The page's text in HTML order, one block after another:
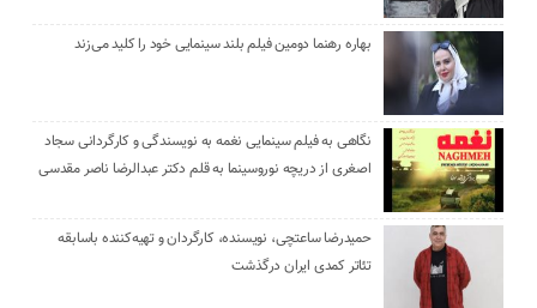
بهاره رهنما دومین فیلم بلند سینمایی خود را کلید می‌زند
نگاهی به فیلم سینمایی نغمه به نویسندگی و کارگردانی سجاد
اصغری از دریچه نوروسینما به قلم دکتر عبدالرضا ناصر مقدسی
حمیدرضا ساعتچی، نویسنده، کارگردان و تهیه‌کننده باسابقه
تئاتر کمدی ایران درگذشت